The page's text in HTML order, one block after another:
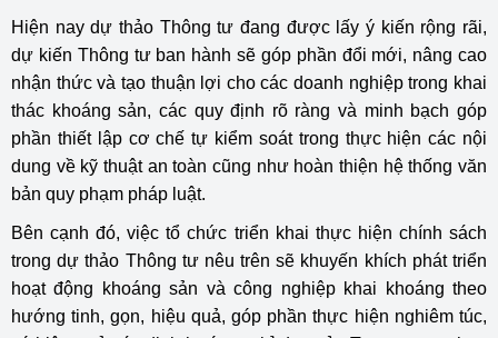
Hiện nay dự thảo Thông tư đang được lấy ý kiến rộng rãi,
dự kiến Thông tư ban hành sẽ góp phần đổi mới, nâng cao
nhận thức và tạo thuận lợi cho các doanh nghiệp trong khai
thác khoáng sản, các quy định rõ ràng và minh bạch góp
phần thiết lập cơ chế tự kiểm soát trong thực hiện các nội
dung về kỹ thuật an toàn cũng như hoàn thiện hệ thống văn
bản quy phạm pháp luật.
Bên cạnh đó, việc tổ chức triển khai thực hiện chính sách
trong dự thảo Thông tư nêu trên sẽ khuyến khích phát triển
hoạt động khoáng sản và công nghiệp khai khoáng theo
hướng tinh, gọn, hiệu quả, góp phần thực hiện nghiêm túc,